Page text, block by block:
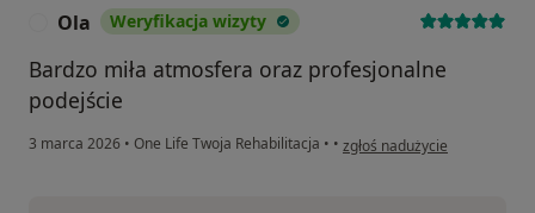
Ola Weryfikacja wizyty
Bardzo miła atmosfera oraz profesjonalne
podejście
3 marca 2026 • One Life Twoja Rehabilitacja • • w opinii użytkownika Ola
zgłoś nadużycie